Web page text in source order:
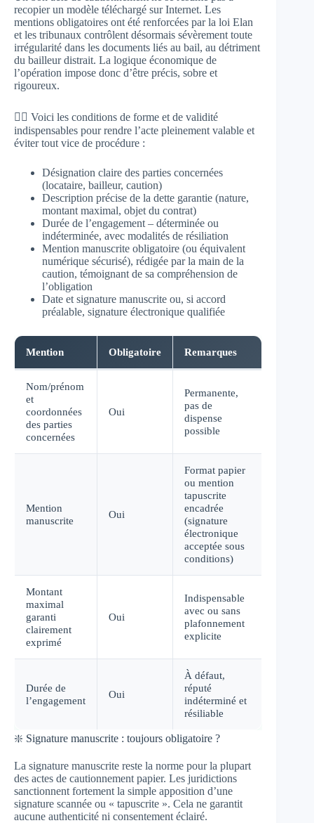
recopier un modèle téléchargé sur Internet. Les
mentions obligatoires ont été renforcées par la loi Elan
et les tribunaux contrôlent désormais sévèrement toute
irrégularité dans les documents liés au bail, au détriment
du bailleur distrait. La logique économique de
l’opération impose donc d’être précis, sobre et
rigoureux.
👉🏻 Voici les conditions de forme et de validité
indispensables pour rendre l’acte pleinement valable et
éviter tout vice de procédure :
Désignation claire des parties concernées
(locataire, bailleur, caution)
Description précise de la dette garantie (nature,
montant maximal, objet du contrat)
Durée de l’engagement – déterminée ou
indéterminée, avec modalités de résiliation
Mention manuscrite obligatoire (ou équivalent
numérique sécurisé), rédigée par la main de la
caution, témoignant de sa compréhension de
l’obligation
Date et signature manuscrite ou, si accord
préalable, signature électronique qualifiée
Mention Obligatoire Remarques
Nom/prénom
et
coordonnées
des parties
concernées
Oui
Permanente,
pas de
dispense
possible
Mention
manuscrite
Oui
Format papier
ou mention
tapuscrite
encadrée
(signature
électronique
acceptée sous
conditions)
Montant
maximal
garanti
clairement
exprimé
Oui
Indispensable
avec ou sans
plafonnement
explicite
Durée de
l’engagement
Oui
À défaut,
réputé
indéterminé et
résiliable
❇️ Signature manuscrite : toujours obligatoire ?
La signature manuscrite reste la norme pour la plupart
des actes de cautionnement papier. Les juridictions
sanctionnent fortement la simple apposition d’une
signature scannée ou « tapuscrite ». Cela ne garantit
aucune authenticité ni consentement éclairé.